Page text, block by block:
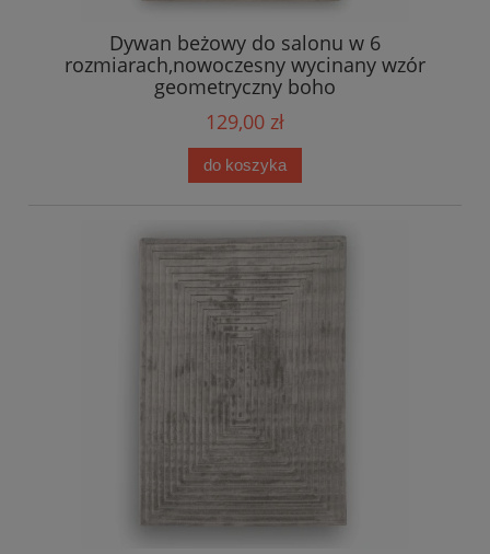
Dywan beżowy do salonu w 6
rozmiarach,nowoczesny wycinany wzór
geometryczny boho
129,00 zł
do koszyka